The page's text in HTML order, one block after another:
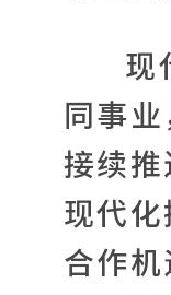
现
同事
接续推
现代化
合作机